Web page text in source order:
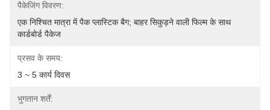
पैकेजिंग विवरण:
एक निश्चित मात्रा में पैक प्लास्टिक बैग; बाहर सिकुड़ने वाली फिल्म के साथ
कार्डबोर्ड पैकेज
प्रसव के समय:
3 ~ 5 कार्य दिवस
भुगतान शर्तें: